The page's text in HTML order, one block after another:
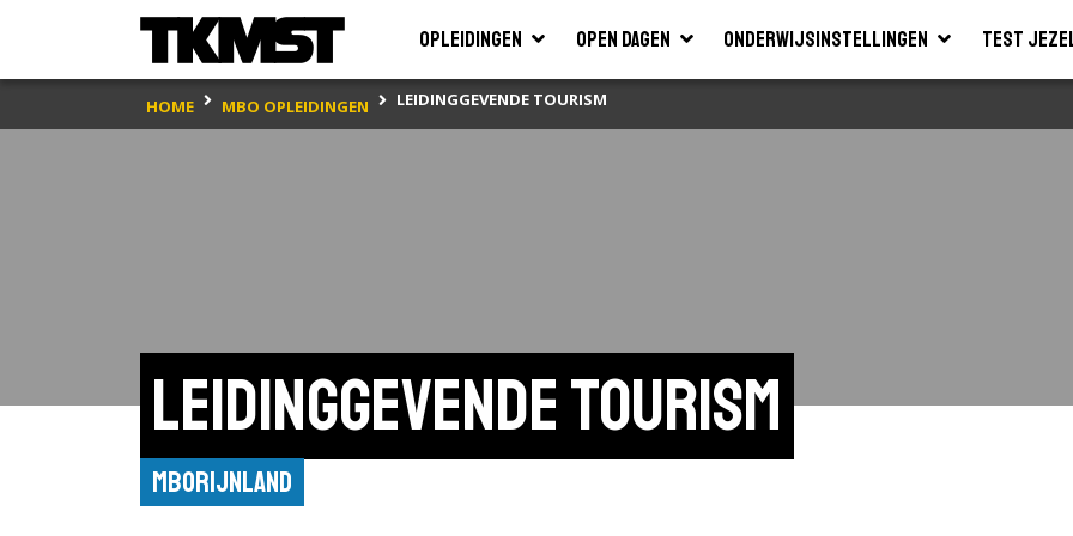
Opleidingen Open dagen Onderwijsinstellingen Test
HOME MBO OPLEIDINGEN LEIDINGGEVENDE TOURISM
Leidinggevende tourism
mboRijnland